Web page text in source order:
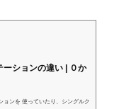
ションの違い | ０か
ョンを 使っていたり、シングルク